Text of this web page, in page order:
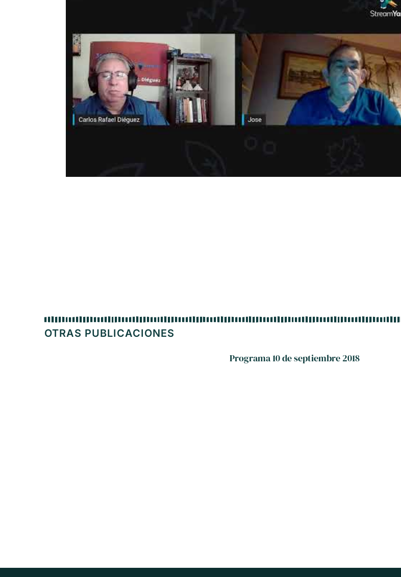
OTRAS PUBLICACIONES
Programa 10 de septiembre 2018